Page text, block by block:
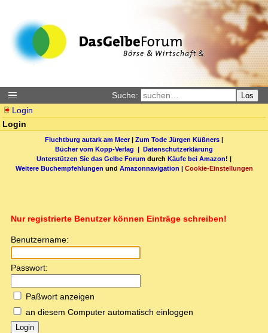
Suche: Los
Login
Login
Fluchtburg autark am Meer| Zum Tode Jürgen Küßners |
Bücher vom Kopp-Verlag | Datenschutzerklärung
Unterstützen Sie das Gelbe Forum durch Käufe bei Amazon! |
Weitere Buchempfehlungen und Amazonnavigation | Cookie-Einstellungen
Nur registrierte Benutzer können Einträge schreiben!
Benutzername:
Passwort:
Paßwort anzeigen
an diesem Computer automatisch einloggen
Login